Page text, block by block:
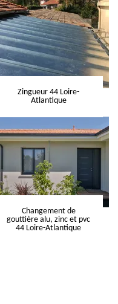
Zingueur 44 Loire-
Atlantique
Changement de
gouttière alu, zinc et pvc
44 Loire-Atlantique